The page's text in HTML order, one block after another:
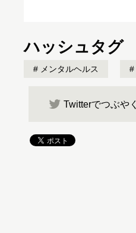
ハッシュタグ
メンタルヘルス
Twitterでつぶやく